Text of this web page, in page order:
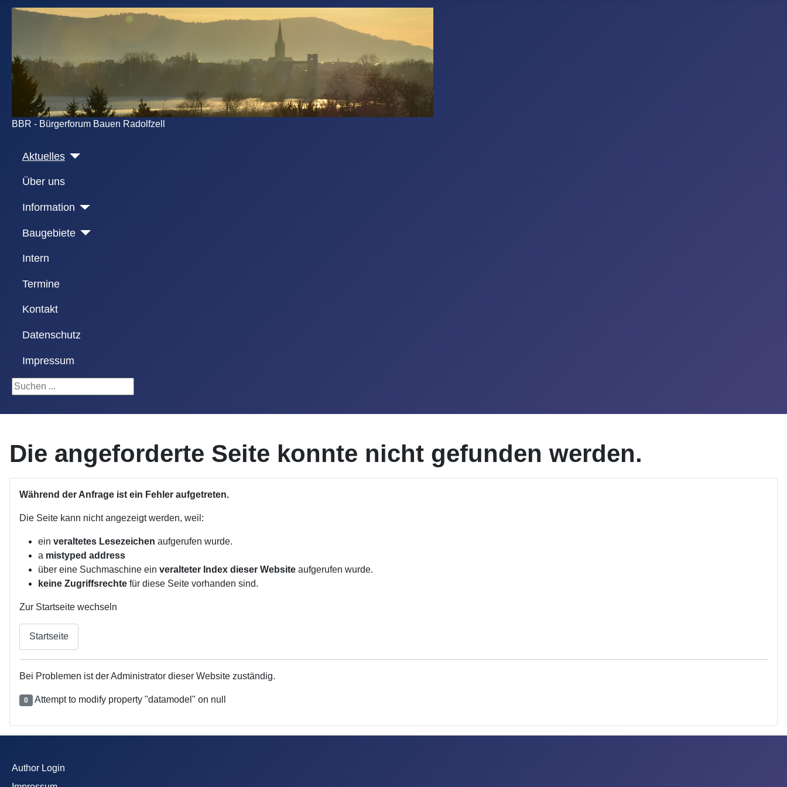
BBR - Bürgerforum Bauen Radolfzell
Aktuelles
Über uns
Information
Baugebiete
Intern
Termine
Kontakt
Datenschutz
Impressum
Suchen ...
Die angeforderte Seite konnte nicht gefunden werden.
Während der Anfrage ist ein Fehler aufgetreten.
Die Seite kann nicht angezeigt werden, weil:
ein veraltetes Lesezeichen aufgerufen wurde.
a mistyped address
über eine Suchmaschine ein veralteter Index dieser Website aufgerufen wurde.
keine Zugriffsrechte für diese Seite vorhanden sind.
Zur Startseite wechseln
Startseite
Bei Problemen ist der Administrator dieser Website zuständig.
0 Attempt to modify property "datamodel" on null
Author Login